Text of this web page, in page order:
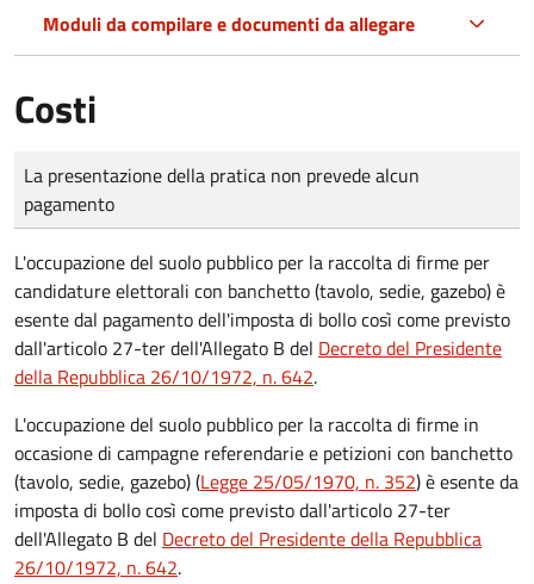
Moduli da compilare e documenti da allegare
Costi
Tipo di pagamento
Importo
La presentazione della pratica non prevede alcun
pagamento
L'occupazione del suolo pubblico per la raccolta di firme per
candidature elettorali con banchetto (tavolo, sedie, gazebo) è
esente dal pagamento dell'imposta di bollo così come previsto
dall'articolo 27-ter dell'Allegato B del Decreto del Presidente
della Repubblica 26/10/1972, n. 642.
L'occupazione del suolo pubblico per la raccolta di firme in
occasione di campagne referendarie e petizioni con banchetto
(tavolo, sedie, gazebo) (Legge 25/05/1970, n. 352) è esente da
imposta di bollo così come previsto dall'articolo 27-ter
dell'Allegato B del Decreto del Presidente della Repubblica
26/10/1972, n. 642.